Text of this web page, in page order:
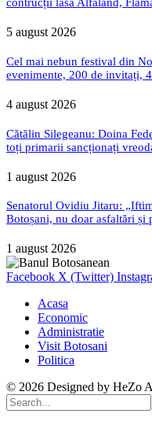
5 august 2026
Cel mai nebun festival din
evenimente, 200 de invitați,
4 august 2026
Cătălin Silegeanu: Doina
toți primarii sancționați
1 august 2026
Senatorul Ovidiu Jitaru:
Botoșani, nu doar asfaltări și
1 august 2026
Facebook X (Twitter)
Acasa
Economic
Administratie
Visit Botosani
Politica
© 2026 Designed by HeZo